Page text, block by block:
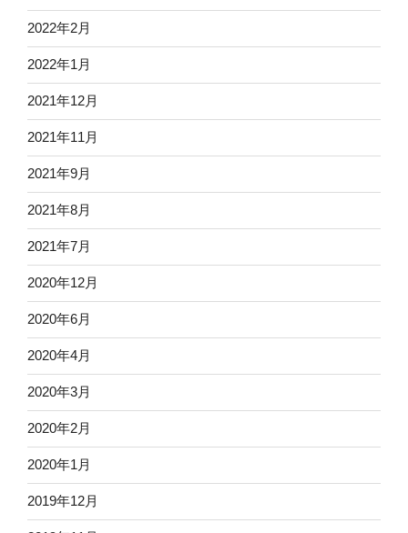
2022年2月
2022年1月
2021年12月
2021年11月
2021年9月
2021年8月
2021年7月
2020年12月
2020年6月
2020年4月
2020年3月
2020年2月
2020年1月
2019年12月